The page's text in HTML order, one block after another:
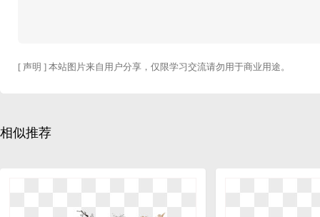
[ 声明 ] 本站图片来自用户分享，仅限学习交流请勿用于商业用途。
相似推荐